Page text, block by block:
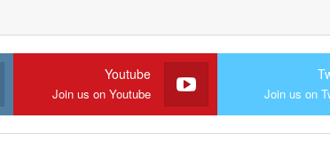
Join us on
Youtube
Join us on Youtube